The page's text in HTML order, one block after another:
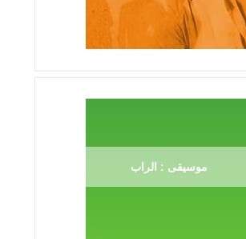
موسيقى : الراب